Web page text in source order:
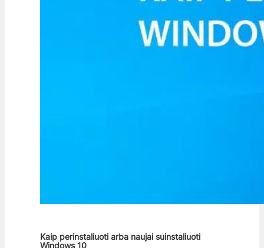
Kaip perinstaliuoti arba naujai suinstaliuoti
Windows 10